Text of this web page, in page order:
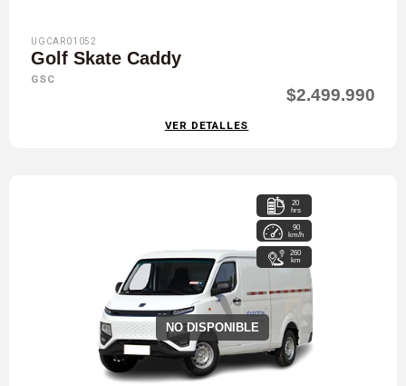
UGCAR01052
Golf Skate Caddy
GSC
$2.499.990
VER DETALLES
NO DISPONIBLE
20
hrs
90
km/h
260
km